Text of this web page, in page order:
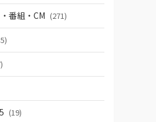
番組・CM (271)
(19)